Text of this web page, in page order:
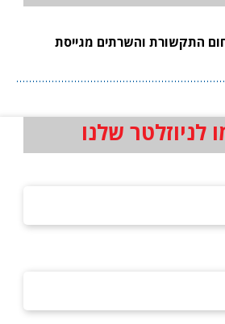
התקשורת והשרתים מגייסת
לניוזלטר שלנו